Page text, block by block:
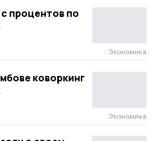
процентов по
Экономика
коворкинг
Экономика